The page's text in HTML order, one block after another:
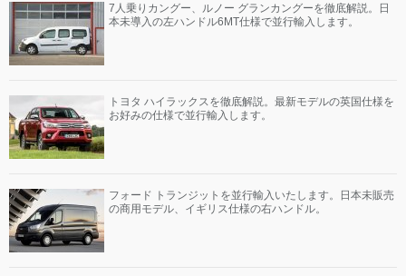
7人乗りカングー、ルノー グランカングーを徹底解説。日
本未導入の左ハンドル6MT仕様で並行輸入します。
トヨタ ハイラックスを徹底解説。最新モデルの英国仕様を
お好みの仕様で並行輸入します。
フォード トランジットを並行輸入いたします。日本未販売
の商用モデル、イギリス仕様の右ハンドル。